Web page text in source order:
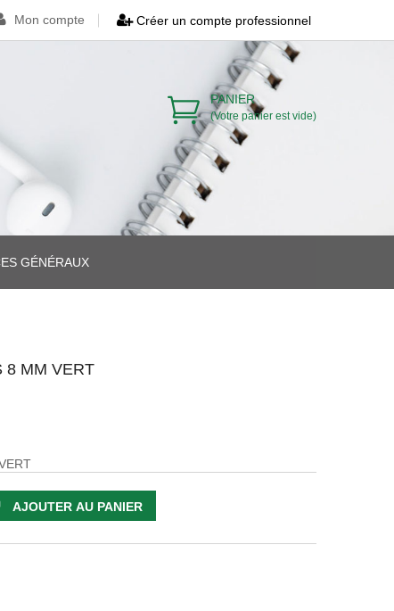
Créer un compte professionnel
Mon compte
PANIER
(Votre panier est vide)
GÉNÉRAUX
8 MM VERT
AJOUTER AU PANIER